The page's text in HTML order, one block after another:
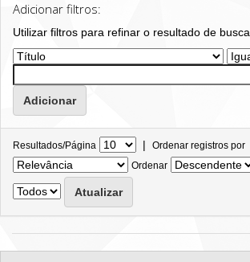
Adicionar filtros:
Utilizar filtros para refinar o resultado de busca.
Resultados/Página | Ordenar registros por
Ordenar